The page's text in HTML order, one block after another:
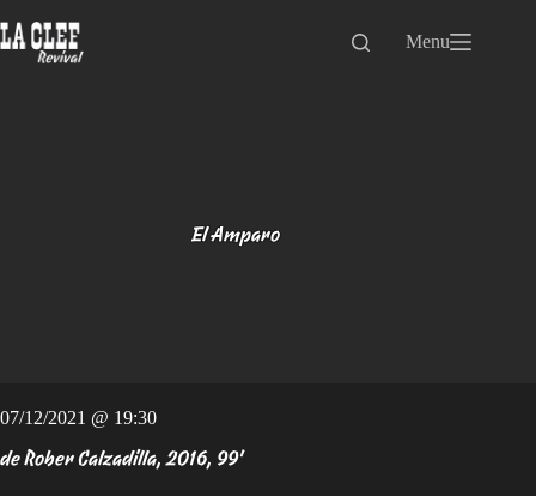
au
contenu
Menu
El Amparo
07/12/2021 @ 19:30
de Rober Calzadilla, 2016, 99'